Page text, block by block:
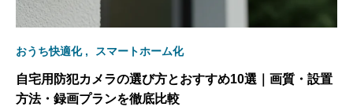
おうち快適化 スマートホーム化
自宅用防犯カメラの選び方とおすすめ10選｜画質・設置
方法・録画プランを徹底比較